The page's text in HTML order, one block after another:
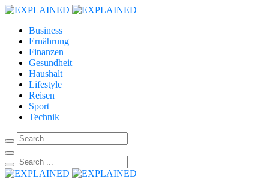
Business
Ernährung
Finanzen
Gesundheit
Haushalt
Lifestyle
Reisen
Sport
Technik